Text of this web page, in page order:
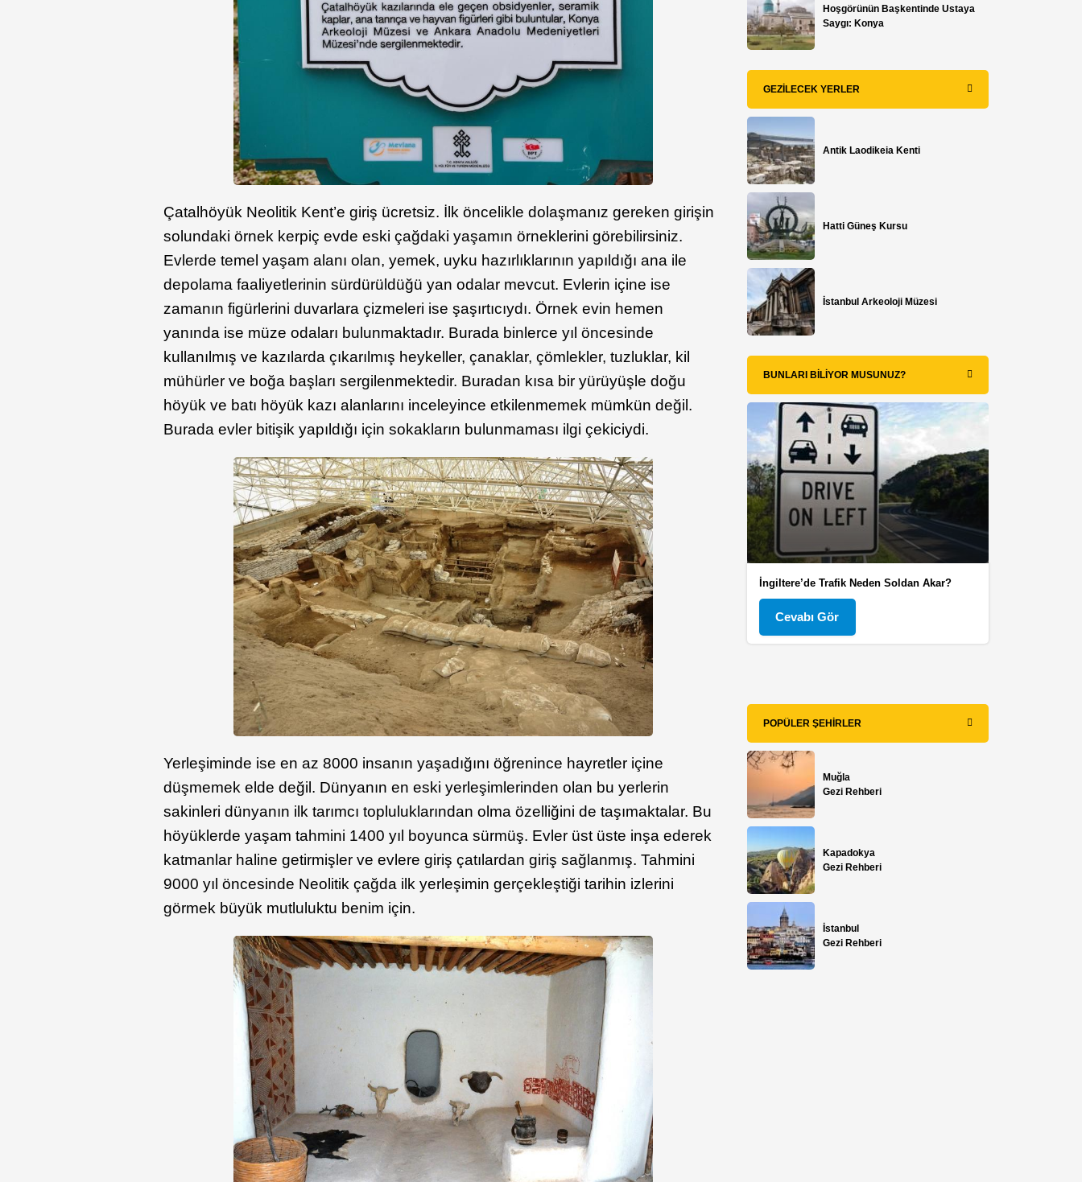
Çatalhöyük Neolitik Kent’e giriş ücretsiz. İlk öncelikle dolaşmanız gereken girişin
solundaki örnek kerpiç evde eski çağdaki yaşamın örneklerini görebilirsiniz.
Evlerde temel yaşam alanı olan, yemek, uyku hazırlıklarının yapıldığı ana ile
depolama faaliyetlerinin sürdürüldüğü yan odalar mevcut. Evlerin içine ise
zamanın figürlerini duvarlara çizmeleri ise şaşırtıcıydı. Örnek evin hemen
yanında ise müze odaları bulunmaktadır. Burada binlerce yıl öncesinde
kullanılmış ve kazılarda çıkarılmış heykeller, çanaklar, çömlekler, tuzluklar, kil
mühürler ve boğa başları sergilenmektedir. Buradan kısa bir yürüyüşle doğu
höyük ve batı höyük kazı alanlarını inceleyince etkilenmemek mümkün değil.
Burada evler bitişik yapıldığı için sokakların bulunmaması ilgi çekiciydi.
Yerleşiminde ise en az 8000 insanın yaşadığını öğrenince hayretler içine
düşmemek elde değil. Dünyanın en eski yerleşimlerinden olan bu yerlerin
sakinleri dünyanın ilk tarımcı topluluklarından olma özelliğini de taşımaktalar. Bu
höyüklerde yaşam tahmini 1400 yıl boyunca sürmüş. Evler üst üste inşa ederek
katmanlar haline getirmişler ve evlere giriş çatılardan giriş sağlanmış. Tahmini
9000 yıl öncesinde Neolitik çağda ilk yerleşimin gerçekleştiği tarihin izlerini
görmek büyük mutluluktu benim için.
Hoşgörünün Başkentinde Ustaya
Saygı: Konya
GEZILECEK YERLER
Antik Laodikeia Kenti
Hatti Güneş Kursu
İstanbul Arkeoloji Müzesi
BUNLARI BILIYOR MUSUNUZ?
İngiltere’de Trafik Neden Soldan Akar?
Cevabı Gör
POPÜLER ŞEHIRLER
Muğla
Gezi Rehberi
Kapadokya
Gezi Rehberi
İstanbul
Gezi Rehberi